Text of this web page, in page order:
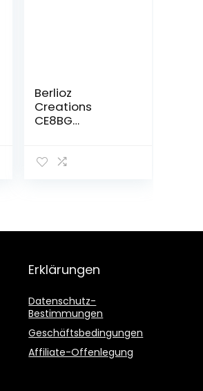
Berlioz
Creations
CE8BG
grauem
Herstellung
Erklärungen
Datenschutz-
Bestimmungen
Geschäftsbedingungen
Affiliate-Offenlegung